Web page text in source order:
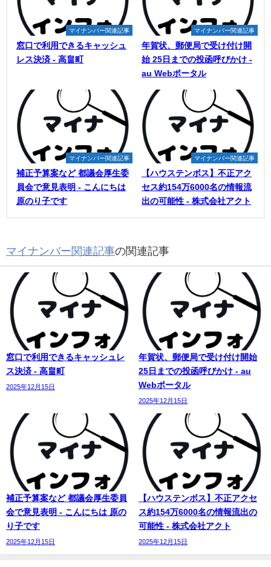
マイナンバー関連記事
窓口で利用できるキャッシュ
レス決済 - 高畠町
マイナンバー関連記事
年賀状、郵便局で受け付け開
始 25日までの投函呼びかけ -
au Webポータル
マイナンバー関連記事
補正予算案など 都議会厚生委
員会で意見表明 - こんにちは
原のり子です
マイナンバー関連記事
【ハウステンボス】不正アク
セス約154万6000名の情報流
出の可能性 - 株式会社アクト
マイナンバー関連記事の関連記事
窓口で利用できるキャッシュレ
ス決済 - 高畠町
2025年12月15日
年賀状、郵便局で受け付け開始
25日までの投函呼びかけ - au
Webポータル
2025年12月15日
補正予算案など 都議会厚生委員
会で意見表明 - こんにちは 原の
り子です
2025年12月15日
【ハウステンボス】不正アクセ
ス約154万6000名の情報流出の
可能性 - 株式会社アクト
2025年12月15日